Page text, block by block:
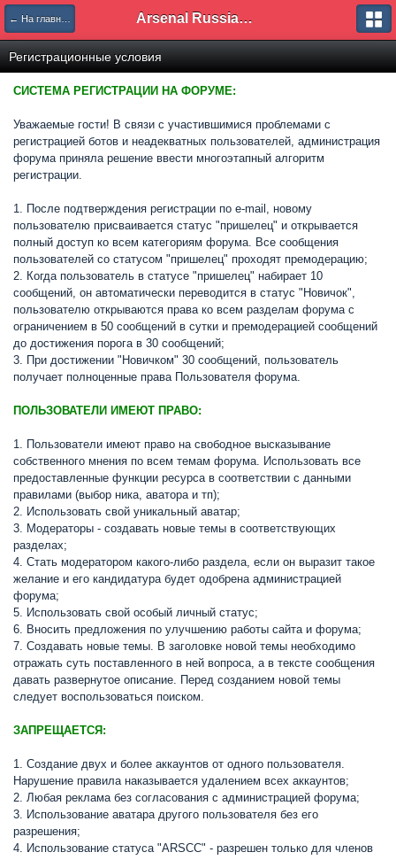
← На главную Arsenal Russian Speaking Supporters Club
Регистрационные условия
СИСТЕМА РЕГИСТРАЦИИ НА ФОРУМЕ:
Уважаемые гости! В связи с участившимися проблемами с
регистрацией ботов и неадекватных пользователей, администрация
форума приняла решение ввести многоэтапный алгоритм
регистрации.
1. После подтверждения регистрации по e-mail, новому
пользователю присваивается статус "пришелец" и открывается
полный доступ ко всем категориям форума. Все сообщения
пользователей со статусом "пришелец" проходят премодерацию;
2. Когда пользователь в статусе "пришелец" набирает 10
сообщений, он автоматически переводится в статус "Новичок",
пользователю открываются права ко всем разделам форума с
ограничением в 50 сообщений в сутки и премодерацией сообщений
до достижения порога в 30 сообщений;
3. При достижении "Новичком" 30 сообщений, пользователь
получает полноценные права Пользователя форума.
ПОЛЬЗОВАТЕЛИ ИМЕЮТ ПРАВО:
1. Пользователи имеют право на свободное высказывание
собственного мнения по всем темам форума. Использовать все
предоставленные функции ресурса в соответствии с данными
правилами (выбор ника, аватора и тп);
2. Использовать свой уникальный аватар;
3. Модераторы - создавать новые темы в соответствующих
разделах;
4. Стать модератором какого-либо раздела, если он выразит такое
желание и его кандидатура будет одобрена администрацией
форума;
5. Использовать свой особый личный статус;
6. Вносить предложения по улучшению работы сайта и форума;
7. Создавать новые темы. В заголовке новой темы необходимо
отражать суть поставленного в ней вопроса, а в тексте сообщения
давать развернутое описание. Перед созданием новой темы
следует воспользоваться поиском.
ЗАПРЕЩАЕТСЯ:
1. Создание двух и более аккаунтов от одного пользователя.
Нарушение правила наказывается удалением всех аккаунтов;
2. Любая реклама без согласования с администрацией форума;
3. Использование аватара другого пользователя без его
разрешения;
4. Использование статуса "ARSCC" - разрешен только для членов